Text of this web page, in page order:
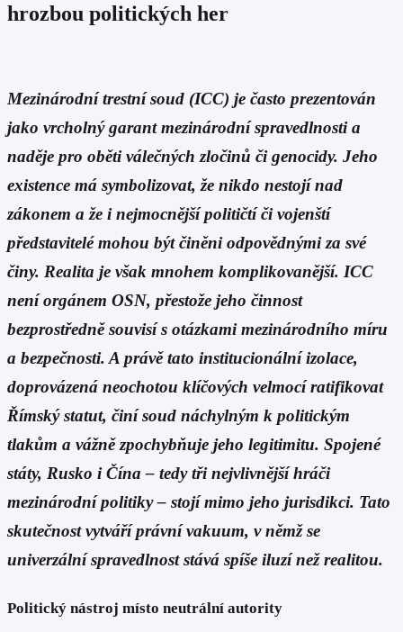
hrozbou politických her
Mezinárodní trestní soud (ICC) je často prezentován
jako vrcholný garant mezinárodní spravedlnosti a
naděje pro oběti válečných zločinů či genocidy. Jeho
existence má symbolizovat, že nikdo nestojí nad
zákonem a že i nejmocnější političtí či vojenští
představitelé mohou být činěni odpovědnými za své
činy. Realita je však mnohem komplikovanější. ICC
není orgánem OSN, přestože jeho činnost
bezprostředně souvisí s otázkami mezinárodního míru
a bezpečnosti. A právě tato institucionální izolace,
doprovázená neochotou klíčových velmocí ratifikovat
Římský statut, činí soud náchylným k politickým
tlakům a vážně zpochybňuje jeho legitimitu. Spojené
státy, Rusko i Čína – tedy tři nejvlivnější hráči
mezinárodní politiky – stojí mimo jeho jurisdikci. Tato
skutečnost vytváří právní vakuum, v němž se
univerzální spravedlnost stává spíše iluzí než realitou.
Politický nástroj místo neutrální autority